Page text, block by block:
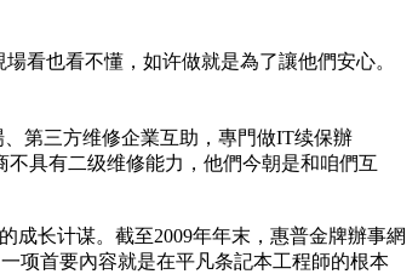
看也看不懂，如许做就是為了讓他們安心。
第三方维修企業互助，專門做IT续保辦
具有二级维修能力，他們今朝是和咱們互
成长计谋。截至2009年年末，惠普金牌辦事網
项首要內容就是在平凡条記本工程師的根本